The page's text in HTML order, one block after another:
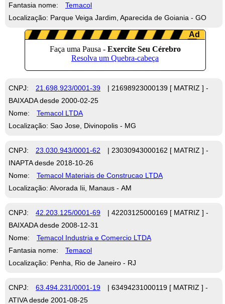
Fantasia nome:
Temacol
Localização: Parque Veiga Jardim, Aparecida de Goiania - GO
CNPJ: 21.698.923/0001-39
| 21698923000139 [ MATRIZ ] -
BAIXADA desde 2000-02-25
Nome:
Temacol LTDA
Localização: Sao Jose, Divinopolis - MG
CNPJ: 23.030.943/0001-62
| 23030943000162 [ MATRIZ ] -
INAPTA desde 2018-10-26
Nome:
Temacol Materiais de Construcao LTDA
Localização: Alvorada Iii, Manaus - AM
CNPJ: 42.203.125/0001-69
| 42203125000169 [ MATRIZ ] -
BAIXADA desde 2008-12-31
Nome:
Temacol Industria e Comercio LTDA
Fantasia nome:
Temacol
Localização: Penha, Rio de Janeiro - RJ
CNPJ: 63.494.231/0001-19
| 63494231000119 [ MATRIZ ] -
ATIVA desde 2001-08-25